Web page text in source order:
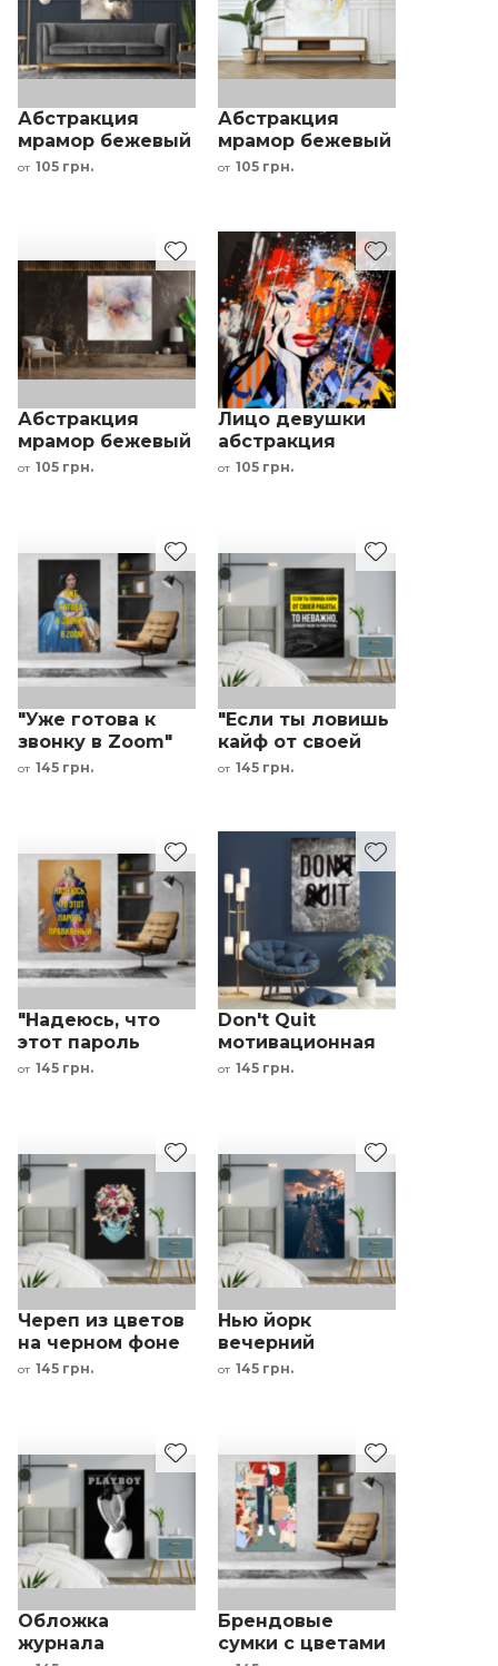
Абстракция
мрамор бежевый
серый черный
от 105 грн.
Абстракция
мрамор бежевый
золотой синий
от 105 грн.
Абстракция
мрамор бежевый
оранжевый
от 105 грн.
Лицо девушки
абстракция
разноцветная
от 105 грн.
"Уже готова к
звонку в Zoom"
принцесса на
от 145 грн.
"Если ты ловишь
кайф от своей
работы"
от 145 грн.
"Надеюсь, что
этот пароль
подойдет"
от 145 грн.
Don't Quit
мотивационная
надпись
от 145 грн.
Череп из цветов
на черном фоне
от 145 грн.
Нью йорк
вечерний
мегаполис
от 145 грн.
Обложка
журнала
Брендовые
сумки с цветами